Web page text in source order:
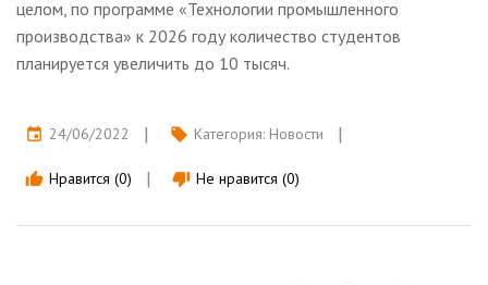
целом, по программе «Технологии промышленного
производства» к 2026 году количество студентов
планируется увеличить до 10 тысяч.
event 24/06/2022 local_offer Категория: Новости
thumb_up Нравится (0) thumb_down Не нравится (0)